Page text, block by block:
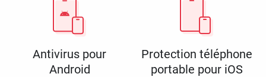
Antivirus pour
Android
Protection téléphone
portable pour iOS